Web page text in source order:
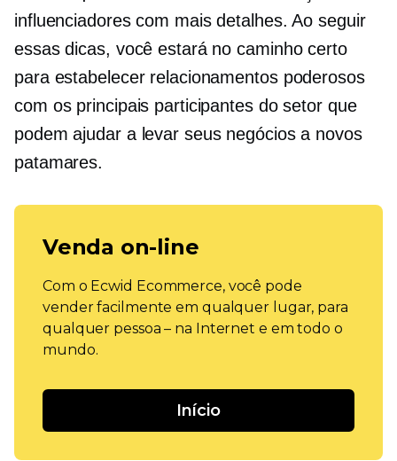
influenciadores com mais detalhes. Ao seguir
essas dicas, você estará no caminho certo
para estabelecer relacionamentos poderosos
com os principais participantes do setor que
podem ajudar a levar seus negócios a novos
patamares.
Venda on-line
Com o Ecwid Ecommerce, você pode
vender facilmente em qualquer lugar, para
qualquer pessoa – na Internet e em todo o
mundo.
Início